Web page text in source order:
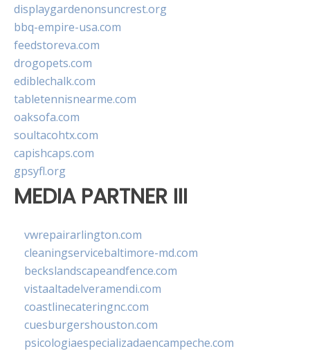
displaygardenonsuncrest.org
bbq-empire-usa.com
feedstoreva.com
drogopets.com
ediblechalk.com
tabletennisnearme.com
oaksofa.com
soultacohtx.com
capishcaps.com
gpsyfl.org
MEDIA PARTNER III
vwrepairarlington.com
cleaningservicebaltimore-md.com
beckslandscapeandfence.com
vistaaltadelveramendi.com
coastlinecateringnc.com
cuesburgershouston.com
psicologiaespecializadaencampeche.com